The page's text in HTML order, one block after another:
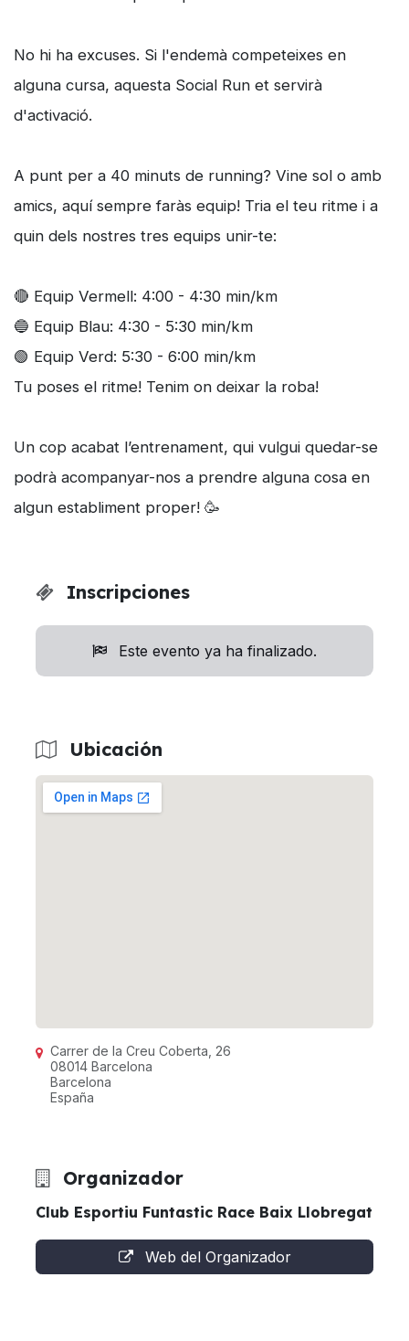
No hi ha excuses. Si l'endemà competeixes en
alguna cursa, aquesta Social Run et servirà
d'activació.
A punt per a 40 minuts de running? Vine sol o amb
amics, aquí sempre faràs equip! Tria el teu ritme i a
quin dels nostres tres equips unir-te:
🔴 Equip Vermell: 4:00 - 4:30 min/km
🔵 Equip Blau: 4:30 - 5:30 min/km
🟢 Equip Verd: 5:30 - 6:00 min/km
Tu poses el ritme! Tenim on deixar la roba!
Un cop acabat l’entrenament, qui vulgui quedar-se
podrà acompanyar-nos a prendre alguna cosa en
algun establiment proper! 🥳
Inscripciones
Este evento ya ha finalizado.
Ubicación
Carrer de la Creu Coberta, 26
08014 Barcelona
Barcelona
España
Organizador
Club Esportiu Funtastic Race Baix Llobregat
Web del Organizador